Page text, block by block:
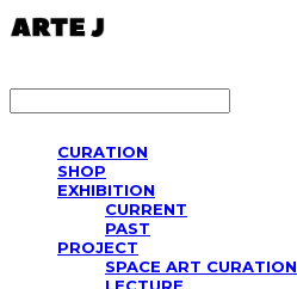
CURATION
SHOP
EXHIBITION
CURRENT
PAST
PROJECT
SPACE ART CURATION